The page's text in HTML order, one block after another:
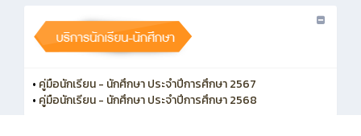
• คู่มือนักเรียน - นักศึกษา ประจำปีการศึกษา 2567
• คู่มือนักเรียน - นักศึกษา ประจำปีการศึกษา 2568